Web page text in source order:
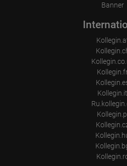
Banner
Kollegin.it
Kollegin.pl